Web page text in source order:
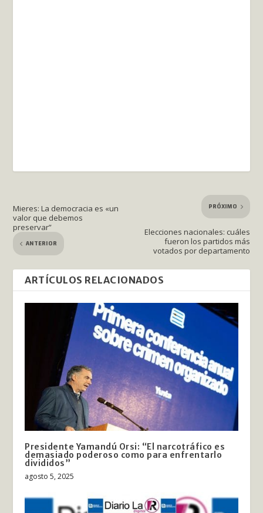
Mieres: La democracia es «un
valor que debemos
preservar”
ANTERIOR
PRÓXIMO
Elecciones nacionales: cuáles
fueron los partidos más
votados por departamento
ARTÍCULOS RELACIONADOS
Presidente Yamandú Orsi: “El narcotráfico es
demasiado poderoso como para enfrentarlo
divididos”
agosto 5, 2025